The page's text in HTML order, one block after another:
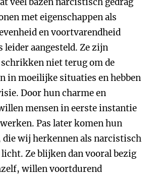
met eigenschappen als
en voortvarendheid
leider aangesteld. Ze zijn
niet terug om de
in moeilijke situaties en hebben
Door hun charme en
mensen in eerste instantie
Pas later komen hun
die wij herkennen als narcistisch
licht. Ze blijken dan vooral bezig
willen voortdurend